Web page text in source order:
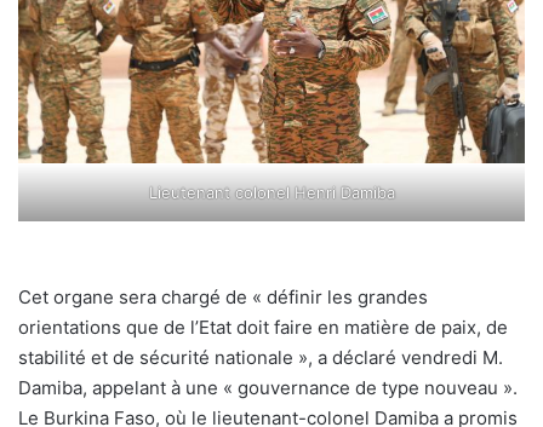
Lieutenant colonel Henri Damiba
Cet organe sera chargé de « définir les grandes
orientations que de l’Etat doit faire en matière de paix, de
stabilité et de sécurité nationale », a déclaré vendredi M.
Damiba, appelant à une « gouvernance de type nouveau ».
Le Burkina Faso, où le lieutenant-colonel Damiba a promis